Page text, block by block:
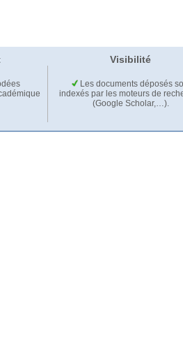
Visibilité
Les documents déposés
indexés par les moteurs de
(Google Scholar,…).